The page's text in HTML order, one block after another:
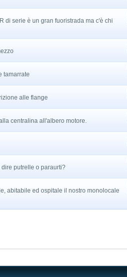
di serie è un gran fuoristrada ma c'è chi
tamarrate
alle flange
centralina all'albero motore.
putrelle o paraurti?
abitabile ed ospitale il nostro monolocale